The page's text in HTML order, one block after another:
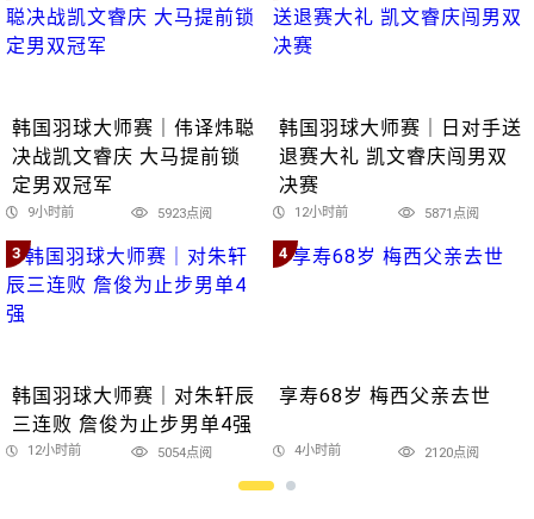
韩国羽球大师赛｜伟译炜聪
决战凯文睿庆 大马提前锁
定男双冠军
9小时前 5923点阅
韩国羽球大师赛｜日对手送
退赛大礼 凯文睿庆闯男双
决赛
12小时前 5871点阅
3
韩国羽球大师赛｜对朱轩辰
三连败 詹俊为止步男单4强
12小时前 5054点阅
4
享寿68岁 梅西父亲去世
4小时前 2120点阅